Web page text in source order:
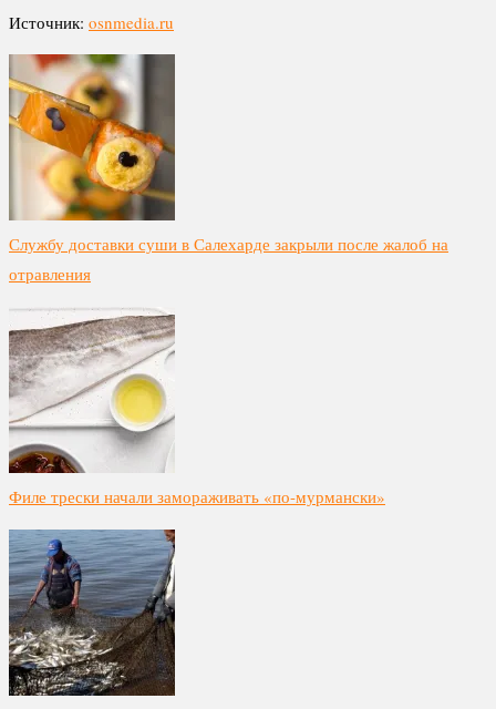
Источник: osnmedia.ru
Службу доставки суши в Салехарде закрыли после жалоб на
отравления
Филе трески начали замораживать «по-мурмански»